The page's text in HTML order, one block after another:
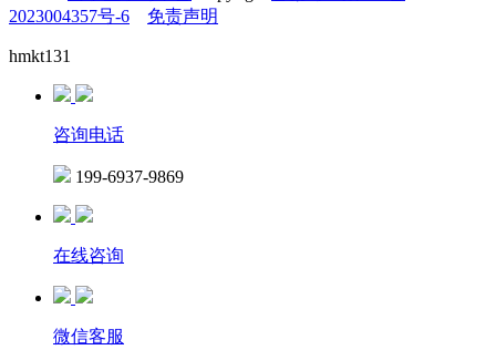
2023004357号-6
免责声明
hmkt131
咨询电话
199-6937-9869
在线咨询
微信客服